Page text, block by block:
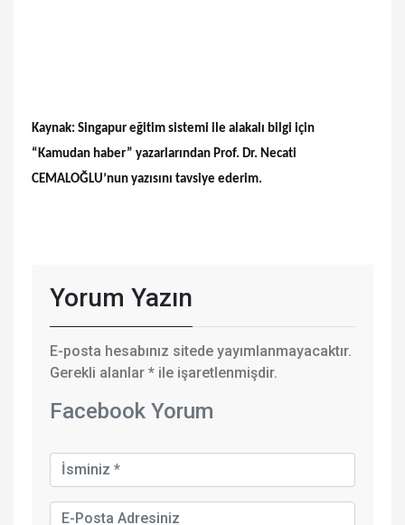
Kaynak: Singapur eğitim sistemi ile alakalı bilgi için
“Kamudan haber” yazarlarından Prof. Dr. Necati
CEMALOĞLU’nun yazısını tavsiye ederim.
Yorum Yazın
E-posta hesabınız sitede yayımlanmayacaktır.
Gerekli alanlar * ile işaretlenmişdir.
Facebook Yorum